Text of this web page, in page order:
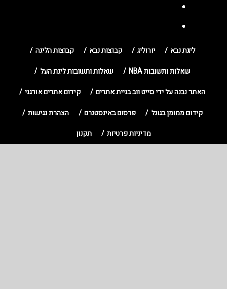
ליגת נבא יורוליג קבוצות נבא
קבוצות הליגה
שאלות ותשובות NBA
שאלות ותשובות ליגת העל
האתר נבנה על ידי סייט ווב בניית אתרים
קידום אתרים אורגני
קידום ממומן בגוגל
פרסום באינסטגרם
הצהרת נגישות
מדיניות פרטיות
תקנון